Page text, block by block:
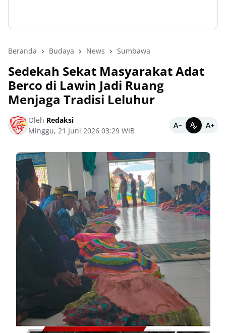
Beranda Budaya News Sumbawa
Sedekah Sekat Masyarakat Adat
Berco di Lawin Jadi Ruang
Menjaga Tradisi Leluhur
Oleh Redaksi
Minggu, 21 Juni 2026 03:29 WIB